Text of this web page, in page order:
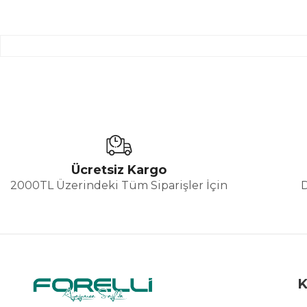
Ücretsiz Kargo
2000TL Üzerindeki Tüm Siparişler İçin